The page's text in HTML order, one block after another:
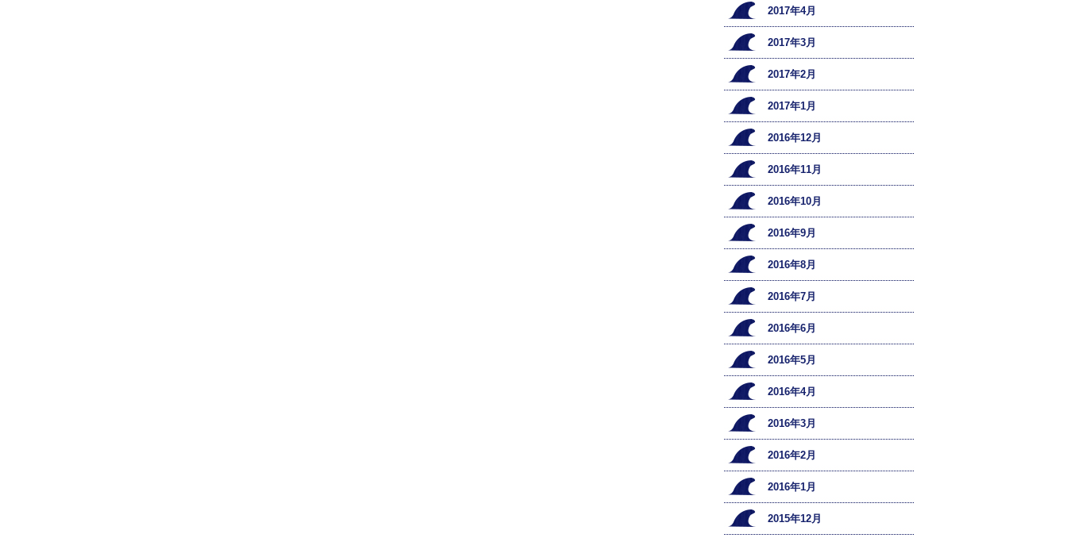
2017年4月
2017年3月
2017年2月
2017年1月
2016年12月
2016年11月
2016年10月
2016年9月
2016年8月
2016年7月
2016年6月
2016年5月
2016年4月
2016年3月
2016年2月
2016年1月
2015年12月